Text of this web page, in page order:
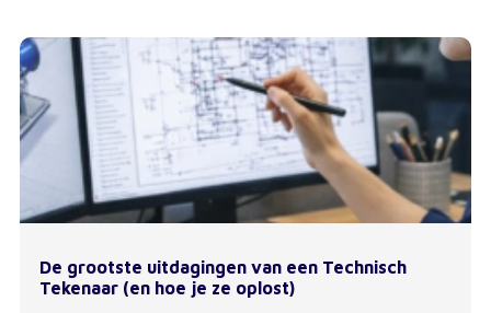
De grootste uitdagingen van een Technisch
Tekenaar (en hoe je ze oplost)